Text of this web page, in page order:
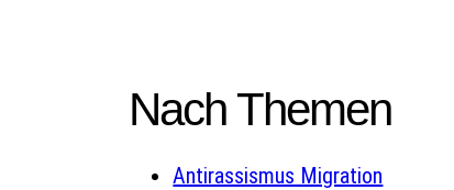
Nach Themen
Antirassismus Migration